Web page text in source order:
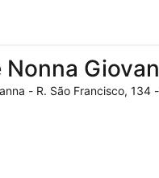
- R. São Francisco,